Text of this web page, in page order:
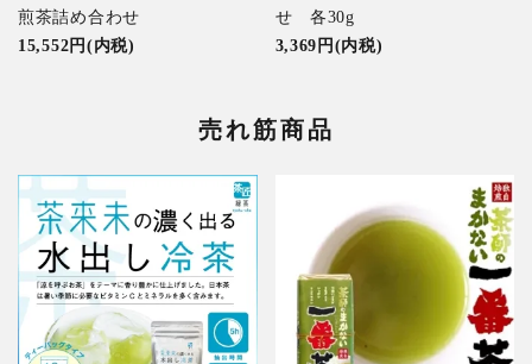
煎茶詰め合わせ
15,552円(内税)
せ 各30g
3,369円(内税)
売れ筋商品